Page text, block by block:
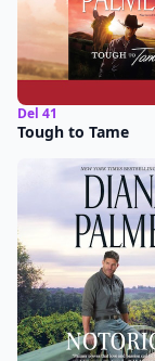
Del 41
Tough to Tame